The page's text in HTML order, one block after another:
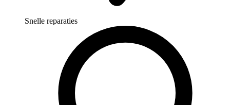
Snelle reparaties